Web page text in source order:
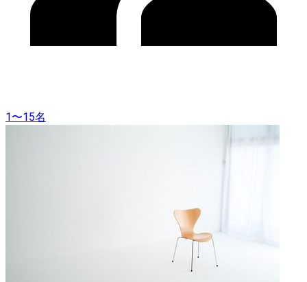
1〜15名